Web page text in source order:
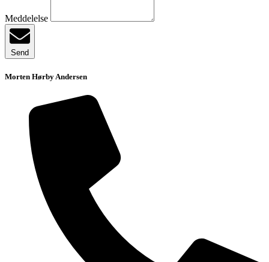
Meddelelse
Send
Morten Hørby Andersen